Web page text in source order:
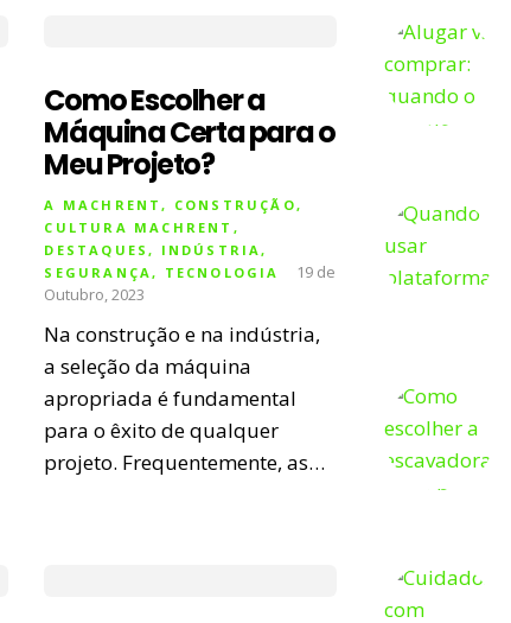
Como Escolher a
Máquina Certa para o
Meu Projeto?
A MACHRENT, CONSTRUÇÃO,
CULTURA MACHRENT ,
DESTAQUES, INDÚSTRIA,
SEGURANÇA, TECNOLOGIA
19 de
Outubro, 2023
Na construção e na indústria,
a seleção da máquina
apropriada é fundamental
para o êxito de qualquer
projeto. Frequentemente, as…